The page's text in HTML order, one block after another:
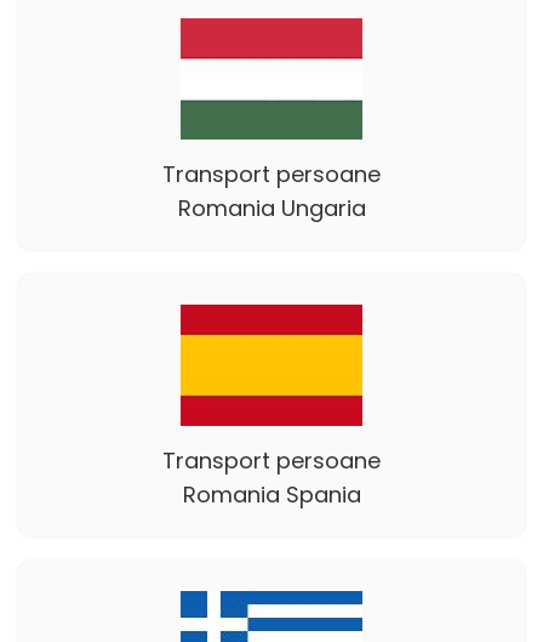
Transport persoane
Romania Ungaria
Transport persoane
Romania Spania